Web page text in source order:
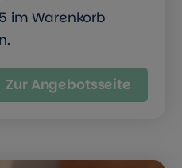
im Warenkorb
Zur Angebotsseite